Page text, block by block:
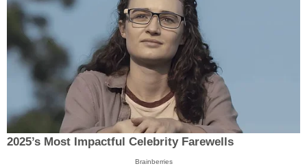
2025’s Most Impactful Celebrity Farewells
Brainberries